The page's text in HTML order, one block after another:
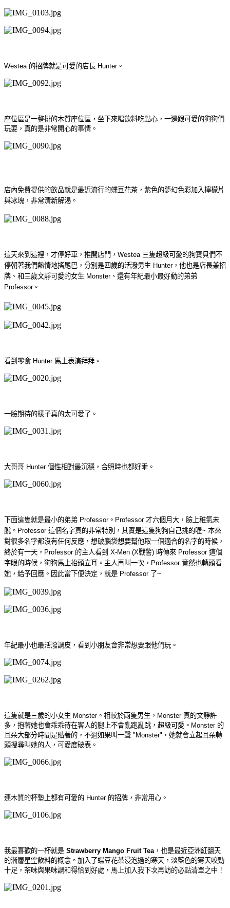
Westea 的招牌就是可愛的店長 Hunter。
座位區是一整排的木質座位區，坐下來喝飲料吃點心，一邊跟可愛的狗狗們
玩耍，真的是非常開心的事情。
店內免費提供的飲品就是最近流行的蝶豆花茶，紫色的夢幻色彩加入檸檬片
與冰塊，非常清新解渴。
這天來到這裡，才停好車，推開店門，Westea 三隻超級可愛的狗寶貝們不
停朝著我們熱情地搖尾巴， 分別是四歲的活潑男生 Hunter，他也是店長兼招
牌、和 三歲文靜可愛的女生 Monster、 還有年紀最小最好動的弟弟
Professor。
看到零食 Hunter 馬上表演拜拜。
一臉期待的樣子真的太可愛了。
大哥哥 Hunter 個性相對最沉穩，合照時也都好乖。
下面這隻就是最小的弟弟 Professor。Professor 才六個月大，臉上稚氣未
脫。Professor 這個名字真的非常特別，其實是這隻狗狗自己挑的喔~ 本來
對很多名字都沒有任何反應，想破腦袋想要幫他取一個適合的名字的時候，
終於有一天，Professor 的主人看到 X-Men (X戰警) 時傳來 Professor 這個
字眼的時候，狗狗馬上抬頭立耳。主人再叫一次，Professor 竟然也轉頭看
她，給予回應。因此當下便決定，就是 Professor 了~
年紀最小也最活潑調皮，看到小朋友會非常想要跟他們玩。
這隻就是三歲的小女生 Monster。相較於兩隻男生，Monster 真的文靜許
多，抱著她也會乖乖待在客人的腿上不會亂跑亂跳，超級可愛。Monster 的
耳朵大部分時間是貼著的，不過如果叫一聲 "Monster"，她就會立起耳朵轉
頭搜尋叫她的人，可愛度破表。
連木質的杯墊上都有可愛的 Hunter 的招牌，非常用心。
我最喜歡的一杯就是 Strawberry Mango Fruit Tea，也是最近亞洲紅翻天
的漸層星空飲料的概念。加入了蝶豆花茶浸泡過的寒天，淡藍色的寒天咬勁
十足，茶味與果味調和得恰到好處，馬上加入我下次再訪的必點清單之中！